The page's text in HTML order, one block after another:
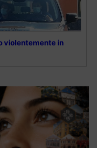
violentemente in